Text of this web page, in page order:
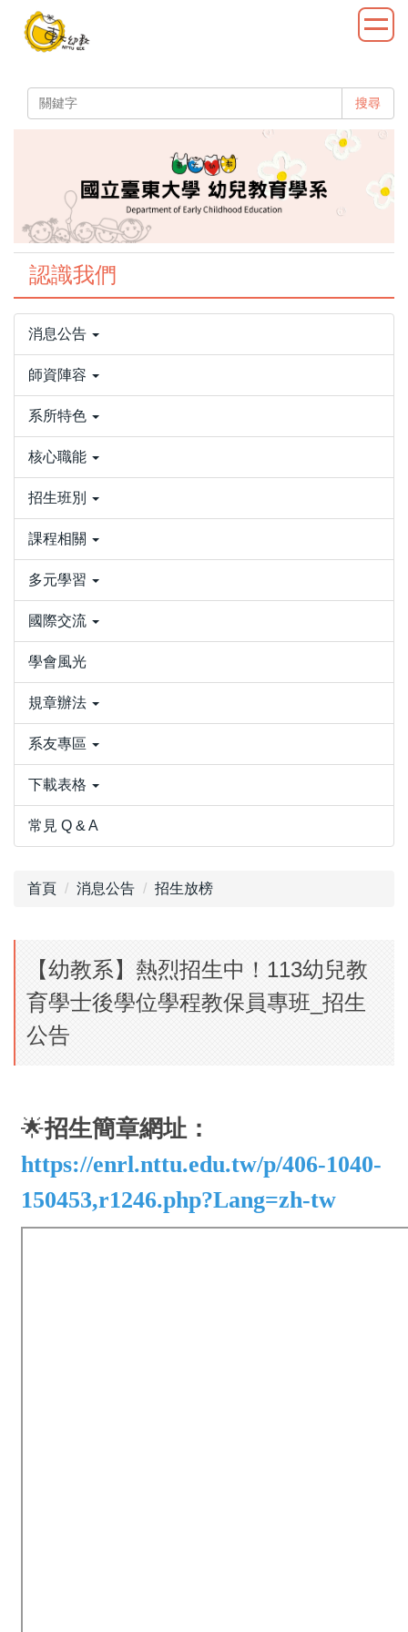
搜尋
認識我們
消息公告
師資陣容
系所特色
核心職能
招生班別
課程相關
多元學習
國際交流
學會風光
規章辦法
系友專區
下載表格
常見 Q & A
首頁 消息公告 招生放榜
【幼教系】熱烈招生中！113幼兒教
育學士後學位學程教保員專班_招生
公告
🌟招生簡章網址：
https://enrl.nttu.edu.tw/p/406-1040-
150453,r1246.php?Lang=zh-tw